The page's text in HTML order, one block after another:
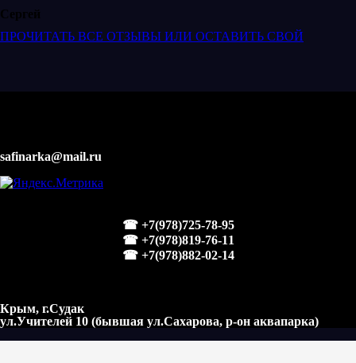
Сергей
ПРОЧИТАТЬ ВСЕ ОТЗЫВЫ ИЛИ ОСТАВИТЬ СВОЙ
safinarka@mail.ru
☎ +7(978)725-78-95
☎ +7(978)819-76-11
☎ +7(978)882-02-14
Крым, г.Судак
ул.Учителей 10 (бывшая ул.Сахарова, р-он аквапарка)